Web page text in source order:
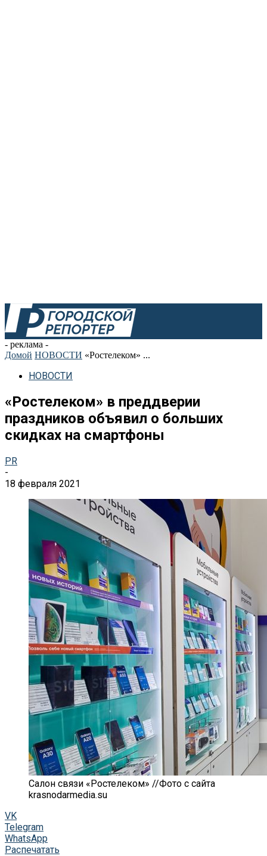
- реклама -
Домой НОВОСТИ «Ростелеком» ...
НОВОСТИ
«Ростелеком» в преддверии
праздников объявил о больших
скидках на смартфоны
PR
-
18 февраля 2021
Салон связи «Ростелеком» //Фото с сайта
krasnodarmedia.su
VK
Telegram
WhatsApp
Распечатать